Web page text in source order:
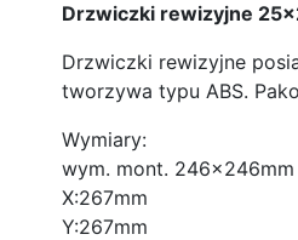
Drzwiczki rewizyjne
Drzwiczki rewizyjne
tworzywa typu ABS.
Wymiary:
wym. mont. 246x246mm
X:267mm
Y:267mm